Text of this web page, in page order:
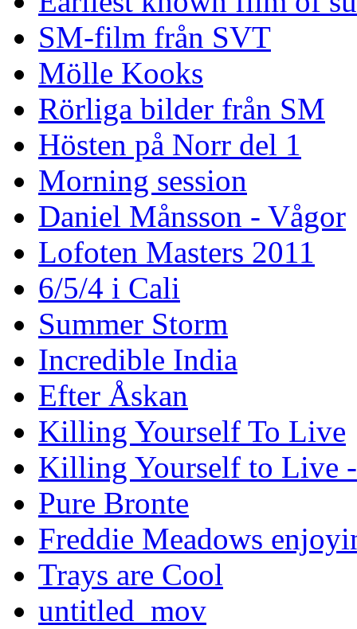
SM-film från SVT
Mölle Kooks
Rörliga bilder från SM
Hösten på Norr del 1
Morning session
Daniel Månsson - Vågor
Lofoten Masters 2011
6/5/4 i Cali
Summer Storm
Incredible India
Efter Åskan
Killing Yourself To Live
Killing Yourself to Live -
Pure Bronte
Freddie Meadows
Trays are Cool
untitled_mov